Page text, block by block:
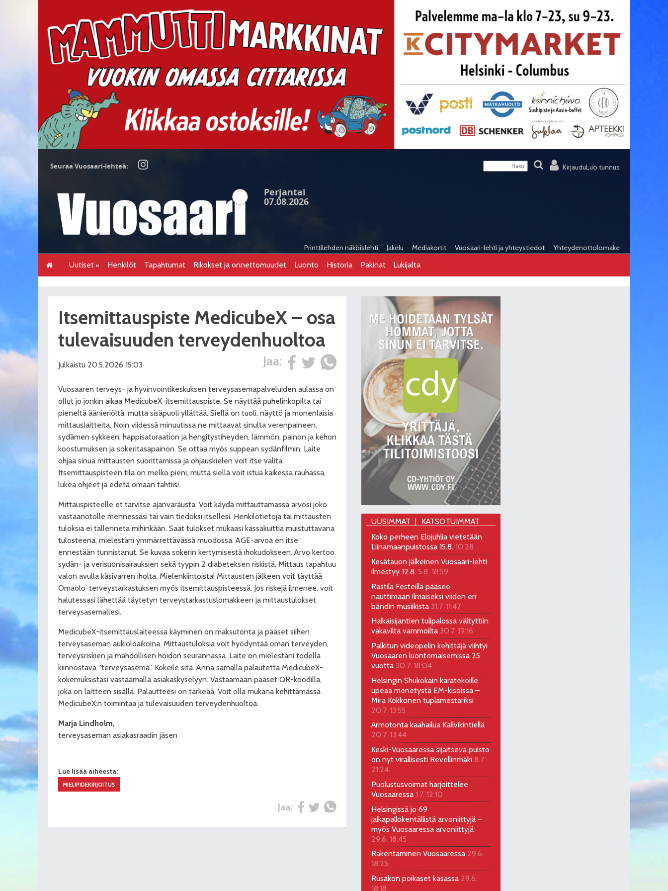
KirjauduLuo tunnus
Seuraa Vuosaari-lehteä:
Perjantai
07.08.2026
Printtilehden näköislehti Jakelu Mediakortit Vuosaari-lehti ja yhteystiedot Yhteydenottolomake
Uutiset Henkilöt Tapahtumat Rikokset ja onnettomuudet Luonto Historia Pakinat Lukijalta
Itsemittauspiste MedicubeX – osa
tulevaisuuden terveydenhuoltoa
Jaa:
Julkaistu 20.5.2026 15:03
Vuosaaren terveys- ja hyvinvointikeskuksen terveysasemapalveluiden aulassa on
ollut jo jonkin aikaa MedicubeX-itsemittauspiste. Se näyttää puhelinkopilta tai
pieneltä äänieriöltä, mutta sisäpuoli yllättää. Siellä on tuoli, näyttö ja monenlaisia
mittauslaitteita. Noin viidessä minuutissa ne mittaavat sinulta verenpaineen,
sydämen sykkeen, happisaturaation ja hengitystiheyden, lämmön, painon ja kehon
koostumuksen ja sokeritasapainon. Se ottaa myös suppean sydänfilmin. Laite
ohjaa sinua mittausten suorittamissa ja ohjauskielen voit itse valita.
Itsemittauspisteen tila on melko pieni, mutta siellä voit istua kaikessa rauhassa,
lukea ohjeet ja edetä omaan tahtiisi.
Mittauspisteelle et tarvitse ajanvarausta. Voit käydä mittauttamassa arvosi joko
vastaanotolle mennessäsi tai vain tiedoksi itsellesi. Henkilötietoja tai mittausten
tuloksia ei tallenneta mihinkään. Saat tulokset mukaasi kassakuittia muistuttavana
tulosteena, mielestäni ymmärrettävässä muodossa. AGE-arvoa en itse
ennestään tunnistanut. Se kuvaa sokerin kertymisestä ihokudokseen. Arvo kertoo
sydän- ja verisuonisairauksien sekä tyypin 2 diabeteksen riskistä. Mittaus tapahtuu
valon avulla käsivarren iholta. Mielenkiintoista! Mittausten jälkeen voit täyttää
Omaolo-terveystarkastuksen myös itsemittauspisteessä. Jos riskejä ilmenee, voit
halutessasi lähettää täytetyn terveystarkastuslomakkeen ja mittaustulokset
terveysasemallesi.
MedicubeX-itsemittauslaiteessa käyminen on maksutonta ja pääset siihen
terveysaseman aukioloaikoina. Mittaustuloksia voit hyödyntää oman terveyden,
terveysriskien ja mahdollisen hoidon seurannassa. Laite on mielestäni todella
kiinnostava ”terveysasema”. Kokeile sitä. Anna samalla palautetta MedicubeX-
kokemuksistasi vastaamalla asiakaskyselyyn. Vastaamaan pääset QR-koodilla,
joka on laitteen sisällä. Palautteesi on tärkeää. Voit olla mukana kehittämässä
MedicubeX:n toimintaa ja tulevaisuuden terveydenhuoltoa.
Marja Lindholm,
terveysaseman asiakasraadin jäsen
Lue lisää aiheesta:
MIELIPIDEKIRJOITUS
Jaa:
UUSIMMAT
KATSOTUIMMAT
Koko perheen Elojuhlia vietetään
Liinamaanpuistossa 15.8. 10:28
Kesätauon jälkeinen Vuosaari-lehti
ilmestyy 12.8. 5.8. 18:59
Rastila Festeillä pääsee
nauttimaan ilmaiseksi viiden eri
bändin musiikista 31.7. 11:47
Halkaisijantien tulipalossa vältyttiin
vakavilta vammoilta 30.7. 19:16
Palkitun videopelin kehittäjä viihtyi
Vuosaaren luontomaisemissa 25
vuotta 30.7. 18:04
Helsingin Shukokain karatekoille
upeaa menetystä EM-kisoissa –
Mira Kokkonen tuplamestariksi
20.7. 13:55
Armotonta kaahailua Kallvikintiellä
20.7. 13:44
Keski-Vuosaaressa sijaitseva puisto
on nyt virallisesti Revellinmäki 8.7.
21:24
Puolustusvoimat harjoittelee
Vuosaaressa 1.7. 12:10
Helsingissä jo 69
jalkapallokentällistä arvoniittyjä –
myös Vuosaaressa arvoniittyjä
29.6. 18:45
Rakentaminen Vuosaaressa 29.6.
18:25
Rusakon poikaset kasassa 29.6.
18:18